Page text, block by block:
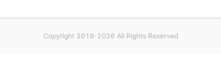
Copyright 2018-2026 All Rights Reserved